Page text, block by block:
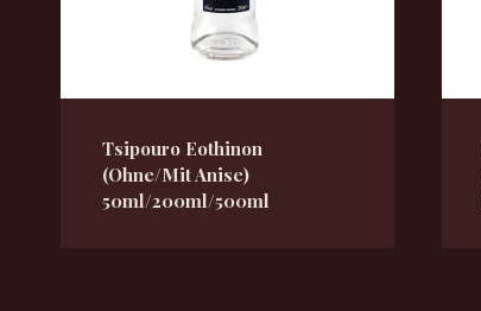
Tsipouro Eothinon
(Ohne/Mit Anise)
50ml/200ml/500ml